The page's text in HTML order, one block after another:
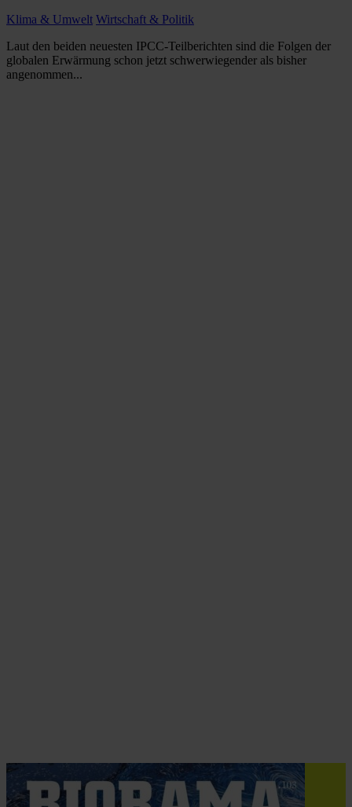
Klima & Umwelt Wirtschaft & Politik
Laut den beiden neuesten IPCC-Teilberichten sind die Folgen der
globalen Erwärmung schon jetzt schwerwiegender als bisher
angenommen...